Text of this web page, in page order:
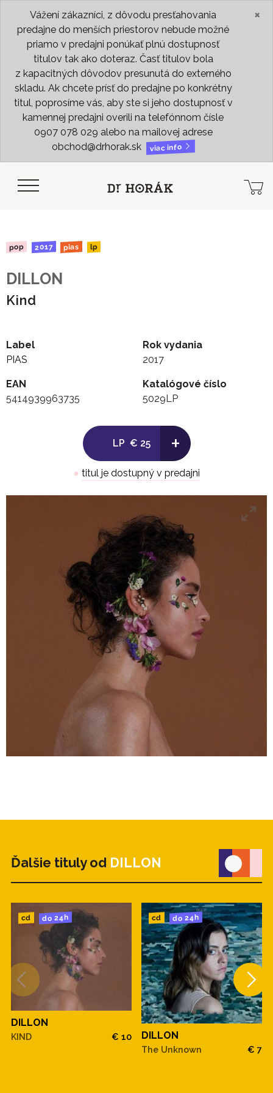
Vážení zákazníci, z dôvodu presťahovania
predajne do menších priestorov nebude možné
priamo v predajni ponúkať plnú dostupnosť
titulov tak ako doteraz. Časť titulov bola
z kapacitných dôvodov presunutá do externého
skladu. Ak chcete prísť do predajne po konkrétny
titul, poprosíme vás, aby ste si jeho dostupnosť v
kamennej predajni overili na telefónnom čísle
0907 078 029 alebo na mailovej adrese
obchod@drhorak.sk
viac info
×
pop 2017 pias lp
DILLON
Kind
Label
PIAS
Rok vydania
2017
EAN
5414939963735
Katalógové číslo
5029LP
LP € 25 +
● titul je dostupný v predajni
Ďalšie tituly od DILLON
cd do 24h
DILLON
KIND € 10
cd do 24h
DILLON
The Unknown € 7